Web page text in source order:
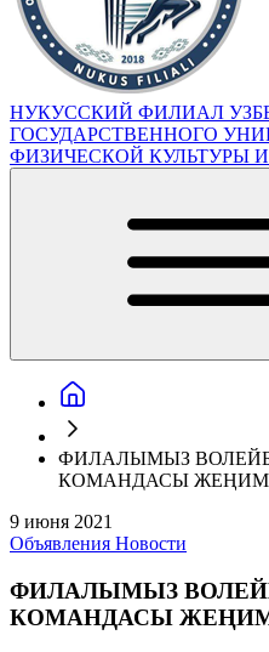
НУКУССКИЙ ФИЛИАЛ
ГОСУДАРСТВЕННОГО
ФИЗИЧЕСКОЙ КУЛЬТУРЫ
ФИЛАЛЫМЫЗ
КОМАНДАСЫ
9 июня 2021
Объявления Новости
ФИЛАЛЫМЫЗ
КОМАНДАСЫ